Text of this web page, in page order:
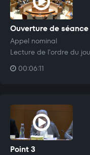
Ouverture de séance
Appel nominal
Lecture de l'ordre du
00:06:11
Point 3